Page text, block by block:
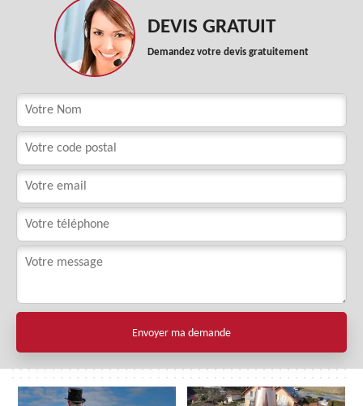
DEVIS GRATUIT
Demandez votre devis gratuitement